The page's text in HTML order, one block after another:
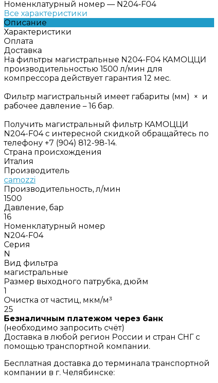
Номенклатурный номер — N204-F04
Все характеристики
Описание
Характеристики
Оплата
Доставка
На фильтры магистральные N204-F04 КАМОЦЦИ
производительностью 1500 л/мин для
компрессора действует гарантия 12 мес.
Фильтр магистральный имеет габариты (мм) × и
рабочее давление – 16 бар.
Получить магистральный фильтр КАМОЦЦИ
N204-F04 с интересной скидкой обращайтесь по
телефону +7 (904) 812-98-14.
Страна происхождения
Италия
Производитель
camozzi
Производительность, л/мин
1500
Давление, бар
16
Номенклатурный номер
N204-F04
Серия
N
Вид фильтра
магистральные
Размер выходного патрубка, дюйм
1
Очистка от частиц, мкм/м³
25
Безналичным платежом через банк
(необходимо запросить счёт)
Доставка в любой регион России и стран СНГ с
помощью транспортной компании.
Бесплатная доставка до терминала транспортной
компании в г. Челябинске: